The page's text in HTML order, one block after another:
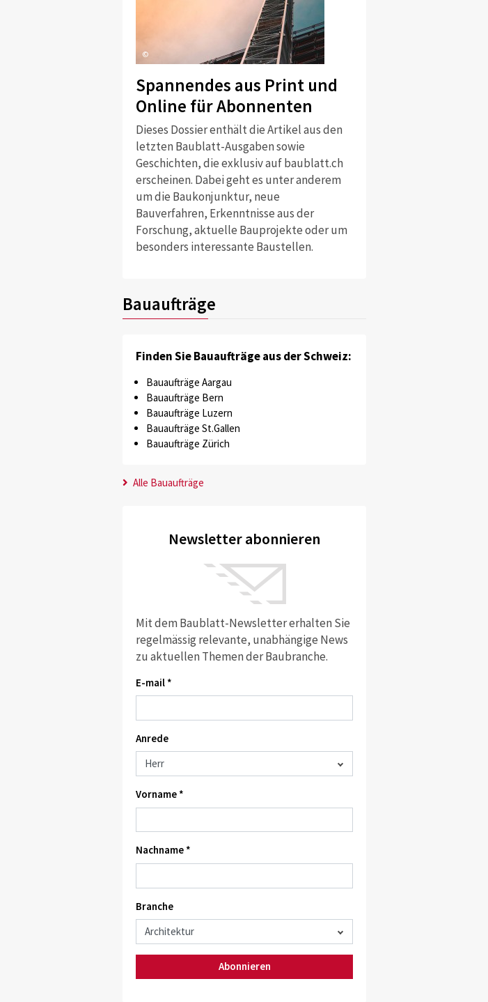
©
Spannendes aus Print und
Online für Abonnenten
Dieses Dossier enthält die Artikel aus den
letzten Baublatt-Ausgaben sowie
Geschichten, die exklusiv auf baublatt.ch
erscheinen. Dabei geht es unter anderem
um die Baukonjunktur, neue
Bauverfahren, Erkenntnisse aus der
Forschung, aktuelle Bauprojekte oder um
besonders interessante Baustellen.
Bauaufträge
Finden Sie Bauaufträge aus der Schweiz:
Bauaufträge Aargau
Bauaufträge Bern
Bauaufträge Luzern
Bauaufträge St.Gallen
Bauaufträge Zürich
Alle Bauaufträge
Newsletter abonnieren
Mit dem Baublatt-Newsletter erhalten Sie
regelmässig relevante, unabhängige News
zu aktuellen Themen der Baubranche.
E-mail *
Anrede
Vorname *
Nachname *
Branche
Abonnieren